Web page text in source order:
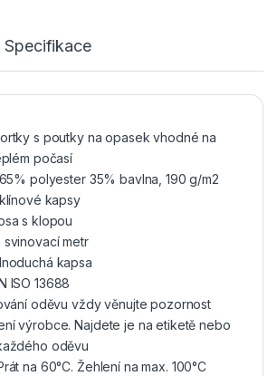
Specifikace
s poutky na opasek vhodné na
počasí
polyester 35% bavlna, 190 g/m2
kapsy
s klopou
svinovací metr
kapsa
ISO 13688
oděvu vždy věnujte pozornost
výrobce. Najdete je na etiketě nebo
oděvu
na 60°C. Žehlení na max. 100°C